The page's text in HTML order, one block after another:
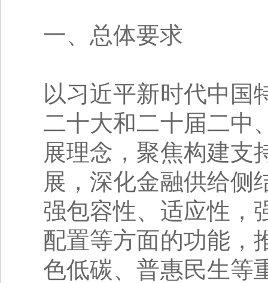
一、总体要求
以习近平新时代中国
二十大和二十届二中
展理念，聚焦构建支
展，深化金融供给侧
强包容性、适应性，
配置等方面的功能，
色低碳、普惠民生等